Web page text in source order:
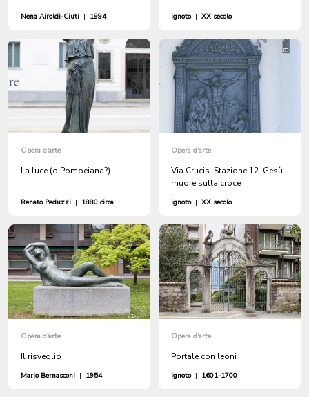
Nena Airoldi-Ciuti | 1994 ignoto | XX secolo
Opera d'arte
La luce (o Pompeiana?)
Renato Peduzzi | 1880 circa
Opera d'arte
Via Crucis. Stazione 12. Gesù
muore sulla croce
ignoto | XX secolo
Opera d'arte
Il risveglio
Mario Bernasconi | 1954
Opera d'arte
Portale con leoni
Ignoto | 1601-1700